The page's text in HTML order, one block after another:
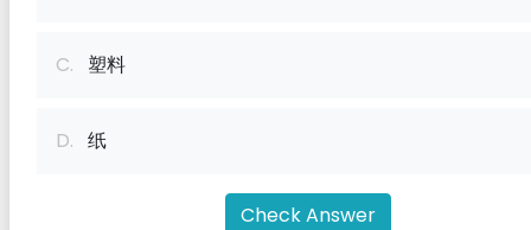
C. 塑料
D. 纸
Check Answer